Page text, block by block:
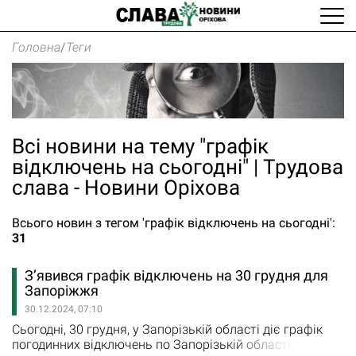
Головна/Теги
Всі новини на тему "графік
відключень на сьогодні" | Трудова
слава - Новини Оріхова
Всього новин з тегом 'графік відключень на сьогодні':
31
З’явився графік відключень на 30 грудня для
Запоріжжя
30.12.2024, 07:10
Сьогодні, 30 грудня, у Запорізькій області діє графік
погодинних відключень по Запорізькій області.